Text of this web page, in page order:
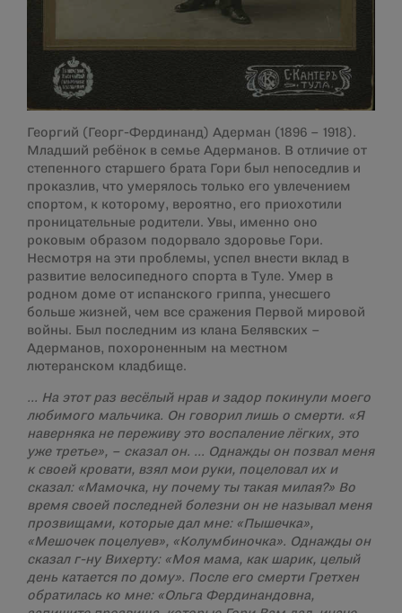
Георгий (Георг-Фердинанд) Адерман (1896 – 1918).
Младший ребёнок в семье Адерманов. В отличие от
степенного старшего брата Гори был непоседлив и
проказлив, что умерялось только его увлечением
спортом, к которому, вероятно, его приохотили
проницательные родители. Увы, именно оно
роковым образом подорвало здоровье Гори.
Несмотря на эти проблемы, успел внести вклад в
развитие велосипедного спорта в Туле. Умер в
родном доме от испанского гриппа, унесшего
больше жизней, чем все сражения Первой мировой
войны. Был последним из клана Белявских –
Адерманов, похороненным на местном
лютеранском кладбище.
… На этот раз весёлый нрав и задор покинули моего
любимого мальчика. Он говорил лишь о смерти. «Я
наверняка не переживу это воспаление лёгких, это
уже третье», – сказал он. … Однажды он позвал меня
к своей кровати, взял мои руки, поцеловал их и
сказал: «Мамочка, ну почему ты такая милая?» Во
время своей последней болезни он не называл меня
прозвищами, которые дал мне: «Пышечка»,
«Мешочек поцелуев», «Колумбиночка». Однажды он
сказал г-ну Вихерту: «Моя мама, как шарик, целый
день катается по дому». После его смерти Гретхен
обратилась ко мне: «Ольга Фердинандовна,